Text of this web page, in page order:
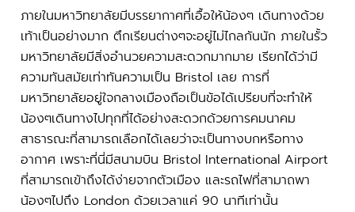
ภายในมหาวิทยาลัยมีบรรยากาศที่เอื้อให้น้องๆ เดินทางด้วย
เท้าเป็นอย่างมาก ตึกเรียนต่างๆจะอยู่ไม่ไกลกันนัก ภายในรั้ว
มหาวิทยาลัยมีสิ่งอำนวยความสะดวกมากมาย เรียกได้ว่ามี
ความทันสมัยเท่าทันความเป็น Bristol เลย การที่
มหาวิทยาลัยอยู่ใจกลางเมืองถือเป็นข้อได้เปรียบที่จะทำให้
น้องๆเดินทางไปทุกที่ได้อย่างสะดวกด้วยการคมนาคม
สาธารณะที่สามารถเลือกได้เลยว่าจะเป็นทางบกหรือทาง
อากาศ เพราะที่นี่มีสนามบิน Bristol International Airport
ที่สามารถเข้าถึงได้ง่ายจากตัวเมือง และรถไฟที่สามาถพา
น้องๆไปถึง London ด้วยเวลาแค่ 90 นาทีเท่านั้น